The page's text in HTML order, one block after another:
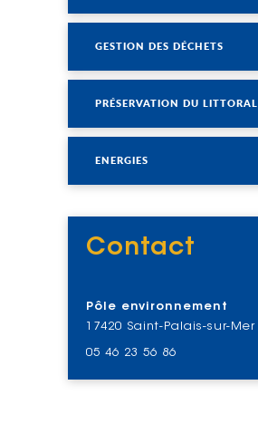
GESTION DES DÉCHETS
PRÉSERVATION DU LITTORAL
ENERGIES
Contact
Pôle environnement
17420 Saint-Palais-sur-Mer
05 46 23 56 86